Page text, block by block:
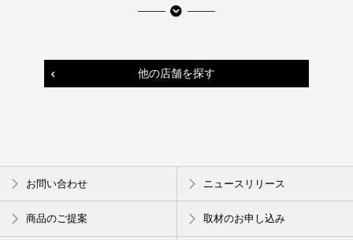
ブから新商品が登場！
レブロン キスシュガーアイス
スクラブ 001ピュアミント
カラースタンプペン
他の店舗を探す
お問い合わせ ニュースリリース
商品のご提案 取材のお申し込み